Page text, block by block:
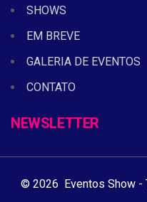
SHOWS
EM BREVE
GALERIA DE EVENTOS
CONTATO
NEWSLETTER
© 2026 Eventos Show -